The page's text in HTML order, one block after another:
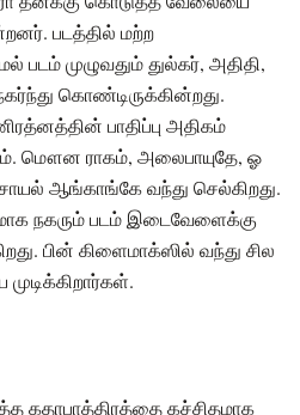
படத்தில் மற்ற
படம் முழுவதும் துல்கர், அதிதி,
கொண்டிருக்கின்றது.
பாதிப்பு அதிகம்
மௌன ராகம், அலைபாயுதே, ஓ
ஆங்காங்கே வந்து செல்கிறது.
நகரும் படம் இடைவேளைக்கு
பின் கிளைமாக்ஸில் வந்து சில
கதாபாத்திரத்தை கச்சிதமாக